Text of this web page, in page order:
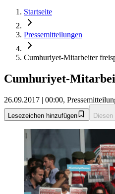
Startseite
Pressemitteilungen
Cumhuriyet-Mitarbeiter
Cumhuriyet-
26.09.2017 | 00:00,
Lesezeichen hinzufügen